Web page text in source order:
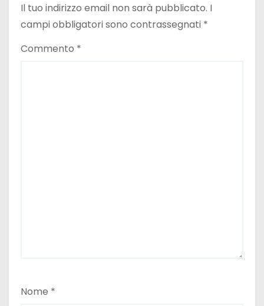
Il tuo indirizzo email non sarà pubblicato. I
campi obbligatori sono contrassegnati *
Commento *
Nome *